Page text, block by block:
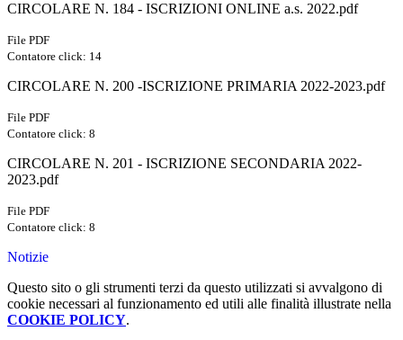
CIRCOLARE N. 184 - ISCRIZIONI ONLINE a.s. 2022.pdf
File PDF
Contatore click: 14
CIRCOLARE N. 200 -ISCRIZIONE PRIMARIA 2022-2023.pdf
File PDF
Contatore click: 8
CIRCOLARE N. 201 - ISCRIZIONE SECONDARIA 2022-
2023.pdf
File PDF
Contatore click: 8
Notizie
Questo sito o gli strumenti terzi da questo utilizzati si avvalgono di
cookie necessari al funzionamento ed utili alle finalità illustrate nella
COOKIE POLICY.